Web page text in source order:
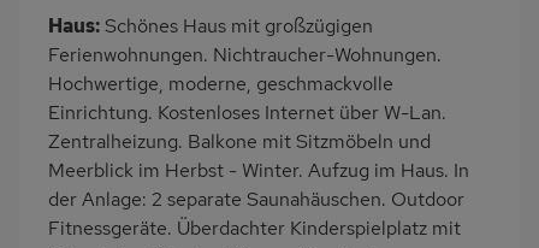
Kühlschrank
Gefrierschrank
Ruhige Lage
Babybett
Kinderhochstuhl
Nichtraucher
Haustiere/Hund
verboten
Freisitz im Garten
Wb/WC
Internet
Haus: Schönes Haus mit großzügigen
Ferienwohnungen. Nichtraucher-Wohnungen.
Hochwertige, moderne, geschmackvolle
Einrichtung. Kostenloses Internet über W-Lan.
Zentralheizung. Balkone mit Sitzmöbeln und
Meerblick im Herbst - Winter. Aufzug im Haus. In
der Anlage: 2 separate Saunahäuschen. Outdoor
Fitnessgeräte. Überdachter Kinderspielplatz mit